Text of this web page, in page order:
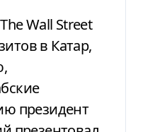
Wall Street
в Катар,
президент